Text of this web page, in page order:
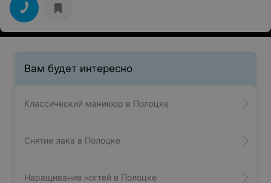
Вам будет интересно
Классический маникюр в Полоцке
Снятие лака в Полоцке
Наращивание ногтей в Полоцке